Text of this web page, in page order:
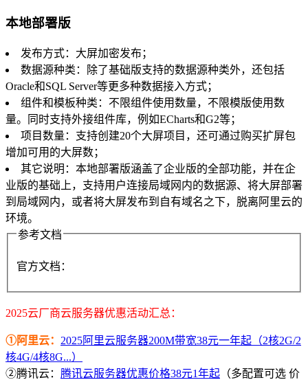
本地部署版
发布方式：大屏加密发布；
数据源种类：除了基础版支持的数据源种类外，还包括
Oracle和SQL Server等更多种数据接入方式；
组件和模板种类：不限组件使用数量，不限模版使用数
量。同时支持外接组件库，例如ECharts和G2等；
项目数量：支持创建20个大屏项目，还可通过购买扩屏包
增加可用的大屏数；
其它说明：本地部署版涵盖了企业版的全部功能，并在企
业版的基础上，支持用户连接局域网内的数据源、将大屏部署
到局域网内，或者将大屏发布到自有域名之下，脱离阿里云的
环境。
参考文档
官方文档：
2025云厂商云服务器优惠活动汇总：
①阿里云： 2025阿里云服务器200M带宽38元一年起（2核2G/2
核4G/4核8G...）
②腾讯云： 腾讯云服务器优惠价格38元1年起 （多配置可选 价